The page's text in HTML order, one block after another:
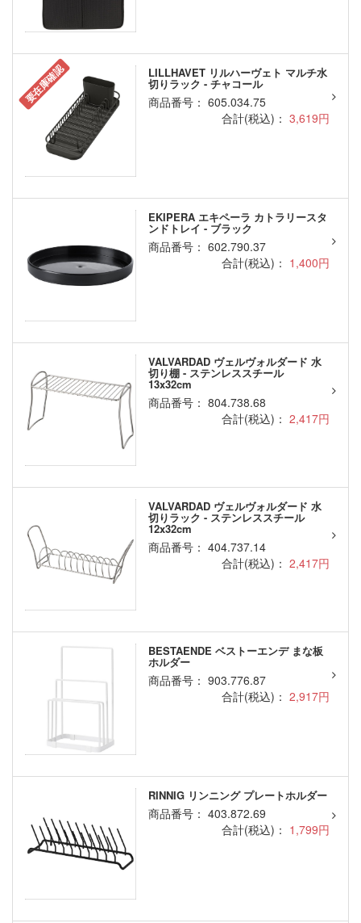
要在庫確認 LILLHAVET リルハーヴェト マルチ水
切りラック - チャコール
商品番号： 605.034.75
合計(税込)： 3,619円
EKIPERA エキペーラ カトラリースタ
ンドトレイ - ブラック
商品番号： 602.790.37
合計(税込)： 1,400円
VALVARDAD ヴェルヴォルダード 水
切り棚 - ステンレススチール
13x32cm
商品番号： 804.738.68
合計(税込)： 2,417円
VALVARDAD ヴェルヴォルダード 水
切りラック - ステンレススチール
12x32cm
商品番号： 404.737.14
合計(税込)： 2,417円
BESTAENDE ベストーエンデ まな板
ホルダー
商品番号： 903.776.87
合計(税込)： 2,917円
RINNIG リンニング プレートホルダー
商品番号： 403.872.69
合計(税込)： 1,799円